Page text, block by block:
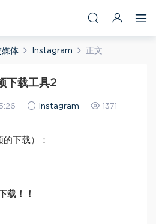
媒体 Instagram 正文
下载工具2
Instagram 1371
下载）：
载！！